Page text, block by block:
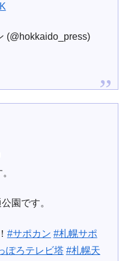
(@hokkaido_press)
園です。
#サポカン #札幌サポ
ぽろテレビ塔 #札幌天